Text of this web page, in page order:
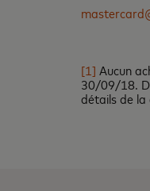
[1] Aucun
30/09/18.
détails de la